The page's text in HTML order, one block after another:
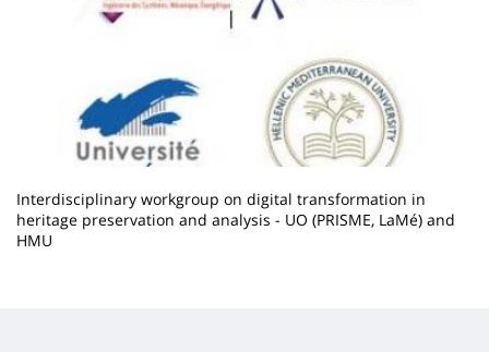
Interdisciplinary workgroup on digital transformation in
heritage preservation and analysis - UO (PRISME, LaMé) and
HMU